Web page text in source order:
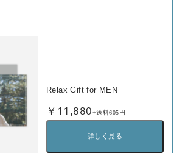
Relax Gift for MEN
￥11,880+送料605円
詳しく見る